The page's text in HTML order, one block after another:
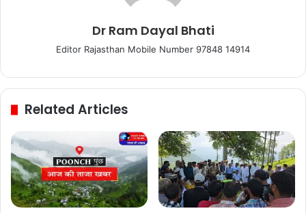
Dr Ram Dayal Bhati
Editor Rajasthan Mobile Number 97848 14914
Related Articles